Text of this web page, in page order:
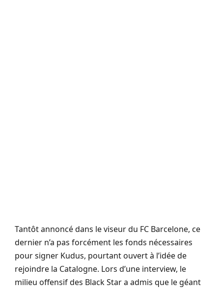
Tantôt annoncé dans le viseur du FC Barcelone, ce
dernier n’a pas forcément les fonds nécessaires
pour signer Kudus, pourtant ouvert à l’idée de
rejoindre la Catalogne. Lors d’une interview, le
milieu offensif des Black Star a admis que le géant